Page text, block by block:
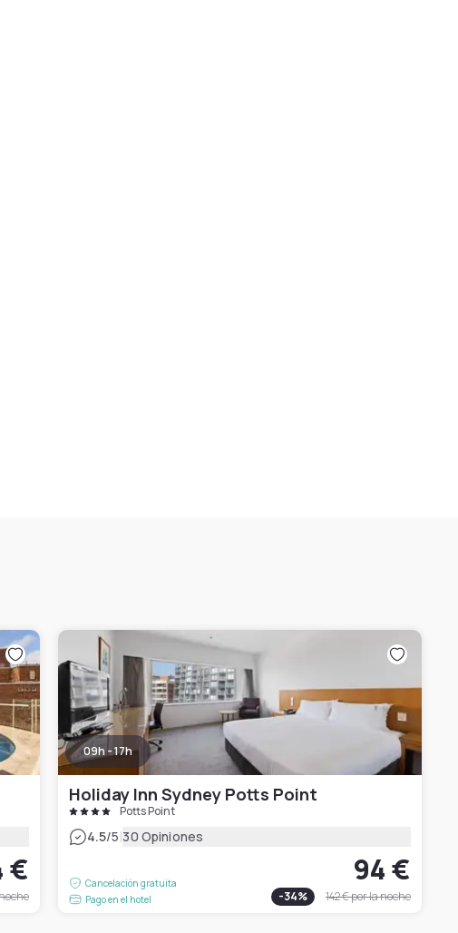
€
09h - 17h
Holiday Inn Sydney Potts Point
Potts Point
4.5/5|30 Opiniones
Cancelación gratuita
Pago en el hotel
94 €
-34% 142 €por la noche